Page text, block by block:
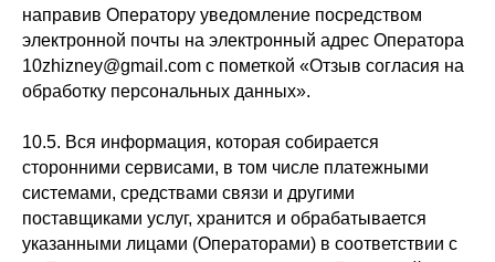
направив Оператору уведомление посредством
электронной почты на электронный адрес Оператора
10zhizney@gmail.com с пометкой «Отзыв согласия на
обработку персональных данных».
10.5. Вся информация, которая собирается
сторонними сервисами, в том числе платежными
системами, средствами связи и другими
поставщиками услуг, хранится и обрабатывается
указанными лицами (Операторами) в соответствии с